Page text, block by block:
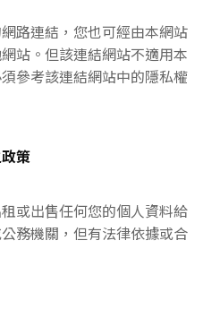
路連結，您也可經由本網站
站。但該連結網站不適用本
參考該連結網站中的隱私權
策
或出售任何您的個人資料給
務機關，但有法律依據或合